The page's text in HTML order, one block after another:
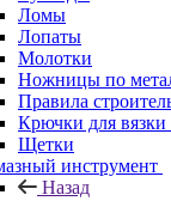
Ломы
Лопаты
Молотки
Ножницы по
Правила
Крючки для вязки
Щетки
инструмент
Назад